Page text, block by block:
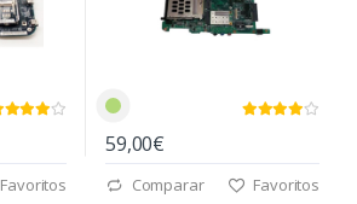
Favoritos
59,00€
Comparar Favoritos